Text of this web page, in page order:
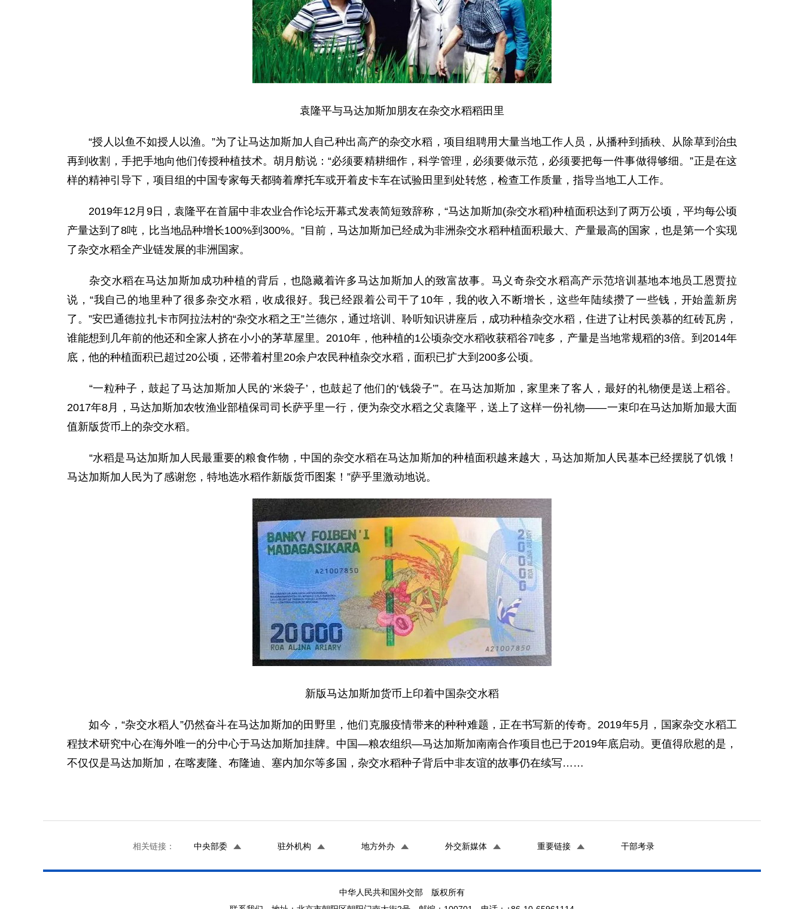
袁隆平与马达加斯加朋友在杂交水稻稻田里
“授人以鱼不如授人以渔。”为了让马达加斯加人自己种出高产的杂交水稻，项目组聘用大量当地工作人员，从播种到插秧、从除草到治虫
再到收割，手把手地向他们传授种植技术。胡月舫说：“必须要精耕细作，科学管理，必须要做示范，必须要把每一件事做得够细。”正是在这
样的精神引导下，项目组的中国专家每天都骑着摩托车或开着皮卡车在试验田里到处转悠，检查工作质量，指导当地工人工作。
2019年12月9日，袁隆平在首届中非农业合作论坛开幕式发表简短致辞称，“马达加斯加(杂交水稻)种植面积达到了两万公顷，平均每公顷
产量达到了8吨，比当地品种增长100%到300%。”目前，马达加斯加已经成为非洲杂交水稻种植面积最大、产量最高的国家，也是第一个实现
了杂交水稻全产业链发展的非洲国家。
杂交水稻在马达加斯加成功种植的背后，也隐藏着许多马达加斯加人的致富故事。马义奇杂交水稻高产示范培训基地本地员工恩贾拉
说，“我自己的地里种了很多杂交水稻，收成很好。我已经跟着公司干了10年，我的收入不断增长，这些年陆续攒了一些钱，开始盖新房
了。”安巴通德拉扎卡市阿拉法村的“杂交水稻之王”兰德尔，通过培训、聆听知识讲座后，成功种植杂交水稻，住进了让村民羡慕的红砖瓦房，
谁能想到几年前的他还和全家人挤在小小的茅草屋里。2010年，他种植的1公顷杂交水稻收获稻谷7吨多，产量是当地常规稻的3倍。到2014年
底，他的种植面积已超过20公顷，还带着村里20余户农民种植杂交水稻，面积已扩大到200多公顷。
“一粒种子，鼓起了马达加斯加人民的‘米袋子’，也鼓起了他们的‘钱袋子’”。在马达加斯加，家里来了客人，最好的礼物便是送上稻谷。
2017年8月，马达加斯加农牧渔业部植保司司长萨乎里一行，便为杂交水稻之父袁隆平，送上了这样一份礼物——一束印在马达加斯加最大面
值新版货币上的杂交水稻。
“水稻是马达加斯加人民最重要的粮食作物，中国的杂交水稻在马达加斯加的种植面积越来越大，马达加斯加人民基本已经摆脱了饥饿！
马达加斯加人民为了感谢您，特地选水稻作新版货币图案！”萨乎里激动地说。
新版马达加斯加货币上印着中国杂交水稻
如今，“杂交水稻人”仍然奋斗在马达加斯加的田野里，他们克服疫情带来的种种难题，正在书写新的传奇。2019年5月，国家杂交水稻工
程技术研究中心在海外唯一的分中心于马达加斯加挂牌。中国—粮农组织—马达加斯加南南合作项目也已于2019年底启动。更值得欣慰的是，
不仅仅是马达加斯加，在喀麦隆、布隆迪、塞内加尔等多国，杂交水稻种子背后中非友谊的故事仍在续写……
相关链接： 中央部委 驻外机构 地方外办 外交新媒体 重要链接 干部考录
中华人民共和国外交部 版权所有